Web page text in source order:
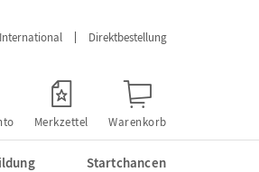
International Direktbestellung
Merkzettel Warenkorb
Startchancen